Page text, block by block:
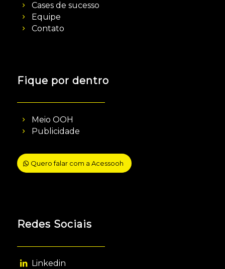
Cases de sucesso
Equipe
Contato
Fique por dentro
Meio OOH
Publicidade
Quero falar com a Acessooh
Redes Sociais
Linkedin